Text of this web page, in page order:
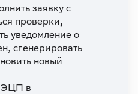
заявку с
проверки,
уведомление о
сгенерировать
новый
ЭЦП в